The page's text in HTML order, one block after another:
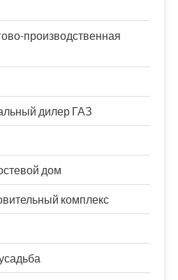
производственная
дилер ГАЗ
дом
комплекс